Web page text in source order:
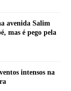
avenida Salim
mas é pego pela
intensos na